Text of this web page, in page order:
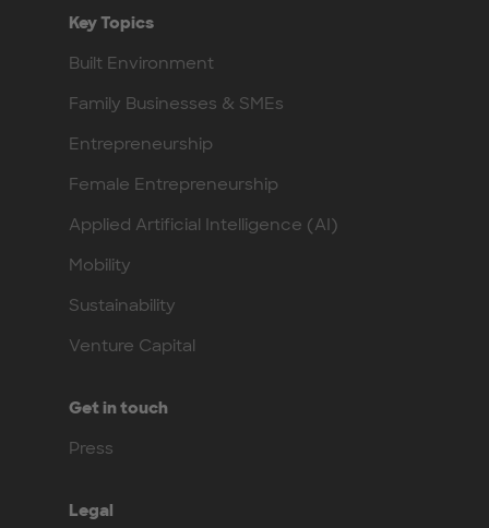
Key Topics
Built Environment
Family Businesses & SMEs
Entrepreneurship
Female Entrepreneurship
Applied Artificial Intelligence (AI)
Mobility
Sustainability
Venture Capital
Get in touch
Press
Legal